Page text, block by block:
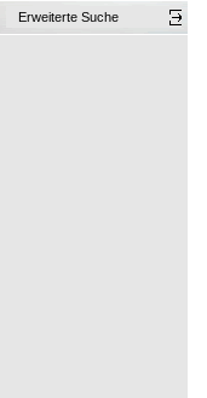
Erweiterte Suche